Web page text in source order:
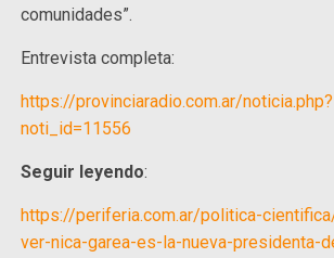
comunidades”.
Entrevista completa:
https://provinciaradio.com.ar/noticia.php?
noti_id=11556
Seguir leyendo:
https://periferia.com.ar/politica-
ver-nica-garea-es-la-nueva-presidenta-